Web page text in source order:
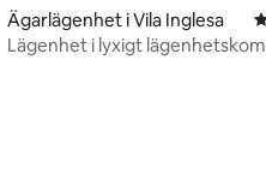
betyg, 119
Ägarlägenhet i Vila Inglesa
Lägenhet i lyxigt